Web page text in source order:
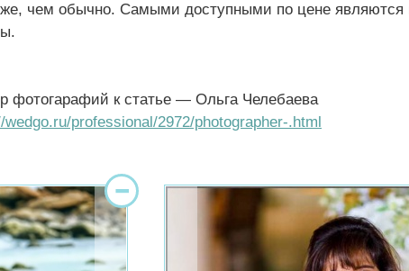
чем обычно. Самыми доступными по цене являются
фотогарафий к статье — Ольга Челебаева
wedgo.ru/professional/2972/photographer-.html